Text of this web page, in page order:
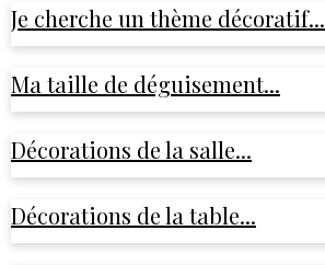
Je cherche un thème décoratif...
Ma taille de déguisement...
Décorations de la salle...
Décorations de la table...